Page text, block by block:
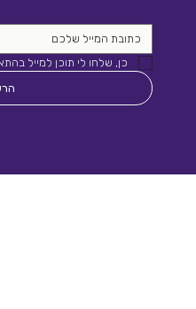
כן, שלחו לי תוכן למייל